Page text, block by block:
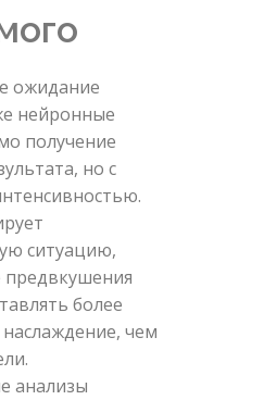
ожидание
нейронные
получение
но с
ситуацию,
предвкушения
более
чем
анализы